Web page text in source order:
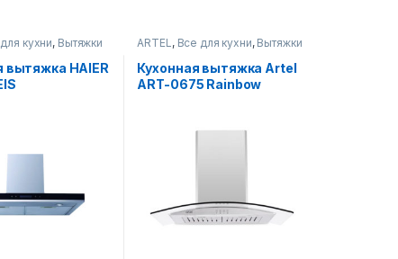
кухни, Вытяжки
вытяжка HAIER
ARTEL, Все для кухни, Вытяжки
Кухонная вытяжка Artel
ART-0675 Rainbow